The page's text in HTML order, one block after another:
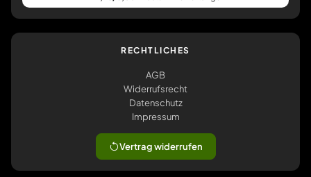
RECHTLICHES
AGB
Widerrufsrecht
Datenschutz
Impressum
Vertrag widerrufen